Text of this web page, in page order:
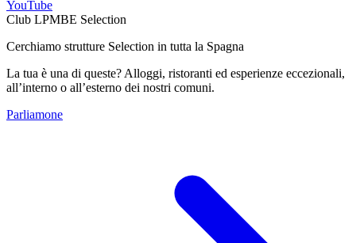
YouTube
Club LPMBE Selection
Cerchiamo strutture Selection in tutta la Spagna
La tua è una di queste? Alloggi, ristoranti ed esperienze eccezionali,
all’interno o all’esterno dei nostri comuni.
Parliamone